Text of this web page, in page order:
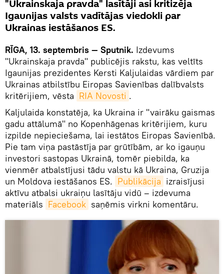
"Ukrainskaja pravda" lasītāji asi kritizēja
Igaunijas valsts vadītājas viedokli par
Ukrainas iestāšanos ES.
RĪGA, 13. septembris — Sputnik. Izdevums
"Ukrainskaja pravda" publicējis rakstu, kas veltīts
Igaunijas prezidentes Kersti Kaljulaidas vārdiem par
Ukrainas atbilstību Eiropas Savienības dalībvalsts
kritērijiem, vēsta RIA Novosti .
Kaljulaida konstatēja, ka Ukraina ir "vairāku gaismas
gadu attālumā" no Kopenhāgenas kritērijiem, kuru
izpilde nepieciešama, lai iestātos Eiropas Savienībā.
Pie tam viņa pastāstīja par grūtībām, ar ko igauņu
investori sastopas Ukrainā, tomēr piebilda, ka
vienmēr atbalstījusi tādu valstu kā Ukraina, Gruzija
un Moldova iestāšanos ES. Publikācija izraisījusi
aktīvu atbalsi ukraiņu lasītāju vidū – izdevuma
materiāls Facebook saņēmis virkni komentāru.